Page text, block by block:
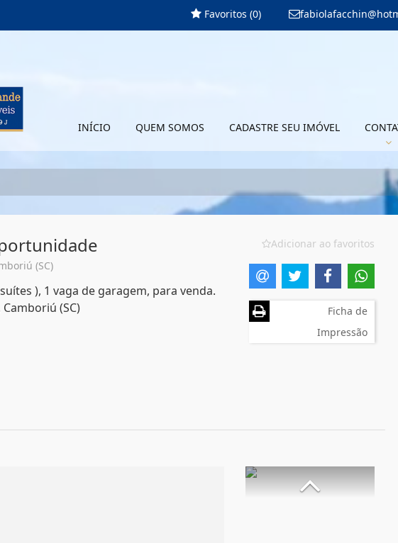
Favoritos (0)
INÍCIO QUEM SOMOS CADASTRE SEU IMÓVEL
(SC)
), 1 vaga de garagem, para venda.
(SC)
Adicionar ao favoritos
Ficha de
Impressão